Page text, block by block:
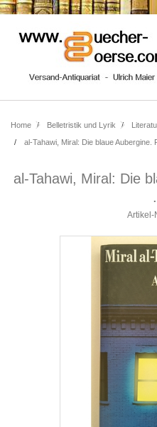
Home Belletristik und Lyrik
al-Tahawi, Miral: Die blaue Aubergine.
al-Tahawi, Miral: Die
Artikel-